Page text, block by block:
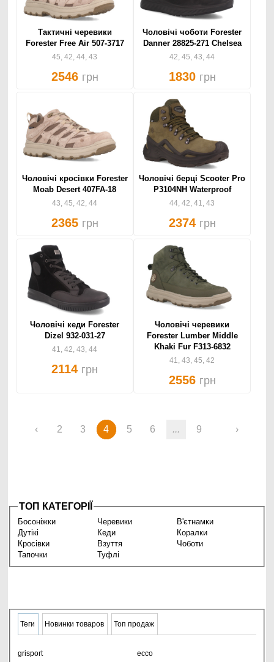
Тактичні черевики
Forester Free Air 507-3717
45, 42, 44, 43
2546 грн
Чоловічі чоботи Forester
Danner 28825-271 Chelsea
42, 45, 43, 44
1830 грн
Чоловічі кросівки Forester
Moab Desert 407FA-18
43, 45, 42, 44
2365 грн
Чоловічі берці Scooter Pro
P3104NH Waterproof
44, 42, 41, 43
2374 грн
Чоловічі кеди Forester
Dizel 932-031-27
41, 42, 43, 44
2114 грн
Чоловічі черевики
Forester Lumber Middle
Khaki Fur F313-6832
41, 43, 45, 42
2556 грн
‹ 2 3 4 5 6 ... 9 ›
ТОП КАТЕГОРІЇ
Босоніжки Черевики
В'єтнамки
Дутікі
Кеди
Коралки
Кросівки
Взуття
Чоботи
Тапочки
Туфлі
Теги Новинки товаров Топ продаж
grisport ecco